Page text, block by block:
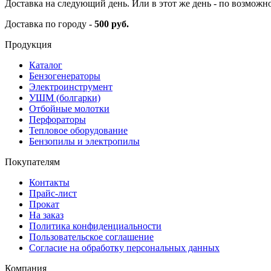
Доставка на следующий день. Или в этот же день - по
Доставка по городу - 500 руб.
Продукция
Каталог
Бензогенераторы
Электроинструмент
УШМ (болгарки)
Отбойные молотки
Перфораторы
Тепловое оборудование
Бензопилы и электропилы
Покупателям
Контакты
Прайс-лист
Прокат
На заказ
Политика конфиденциальности
Пользовательское соглашение
Согласие на обработку персональных данных
Компания